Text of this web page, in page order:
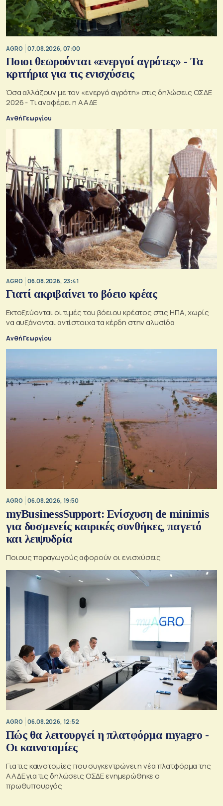
AGRO 07.08.2026, 07:00
Ποιοι θεωρούνται «ενεργοί αγρότες» - Τα
κριτήρια για τις ενισχύσεις
Όσα αλλάζουν με τον «ενεργό αγρότη» στις δηλώσεις ΟΣΔΕ
2026 - Τι αναφέρει η ΑΑΔΕ
Ανθή Γεωργίου
AGRO 06.08.2026, 23:41
Γιατί ακριβαίνει το βόειο κρέας
Εκτοξεύονται οι τιμές του βόειου κρέατος στις ΗΠΑ, χωρίς
να αυξάνονται αντίστοιχα τα κέρδη στην αλυσίδα
Ανθή Γεωργίου
AGRO 06.08.2026, 19:50
myBusinessSupport: Ενίσχυση de minimis
για δυσμενείς καιρικές συνθήκες, παγετό
και λειψυδρία
Ποιους παραγωγούς αφορούν οι ενισχύσεις
AGRO 06.08.2026, 12:52
Πώς θα λειτουργεί η πλατφόρμα myagro -
Οι καινοτομίες
Για τις καινοτομίες που συγκεντρώνει η νέα πλατφόρμα της
ΑΑΔΕ για τις δηλώσεις ΟΣΔΕ ενημερώθηκε ο
πρωθυπουργός